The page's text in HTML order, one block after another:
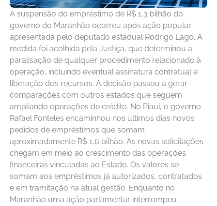
A suspensão do empréstimo de R$ 1,3 bilhão do
governo do Maranhão ocorreu após ação popular
apresentada pelo deputado estadual Rodrigo Lago. A
medida foi acolhida pela Justiça, que determinou a
paralisação de qualquer procedimento relacionado à
operação, incluindo eventual assinatura contratual e
liberação dos recursos. A decisão passou a gerar
comparações com outros estados que seguem
ampliando operações de crédito. No Piauí, o governo
Rafael Fonteles encaminhou nos últimos dias novos
pedidos de empréstimos que somam
aproximadamente R$ 1,6 bilhão. As novas solicitações
chegam em meio ao crescimento das operações
financeiras vinculadas ao Estado. Os valores se
somam aos empréstimos já autorizados, contratados
e em tramitação na atual gestão. Enquanto no
Maranhão uma ação parlamentar interrompeu